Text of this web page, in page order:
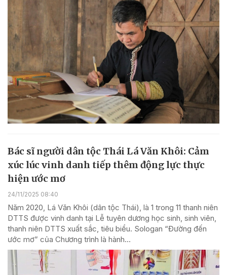
Bác sĩ người dân tộc Thái Lá Văn Khôi: Cảm
xúc lúc vinh danh tiếp thêm động lực thực
hiện ước mơ
24/11/2025 08:40
Năm 2020, Lá Văn Khôi (dân tộc Thái), là 1 trong 11 thanh niên
DTTS được vinh danh tại Lễ tuyên dương học sinh, sinh viên,
thanh niên DTTS xuất sắc, tiêu biểu. Sologan “Đường đến
ước mơ” của Chương trình là hành...